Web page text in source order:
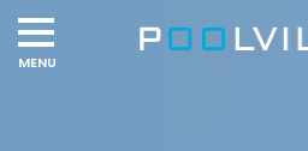
Navigation
menu